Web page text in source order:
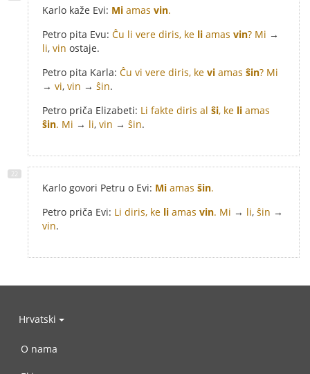
Karlo kaže Evi: Mi amas vin.
Petro pita Evu: Ĉu li vere diris, ke li amas vin? Mi →
li, vin ostaje.
Petro pita Karla: Ĉu vi vere diris, ke vi amas ŝin? Mi
→ vi, vin → ŝin.
Petro priča Elizabeti: Li fakte diris al ŝi, ke li amas
ŝin. Mi → li, vin → ŝin.
Karlo govori Petru o Evi: Mi amas ŝin.
Petro priča Evi: Li diris, ke li amas vin. Mi → li, ŝin →
vin.
Hrvatski
O nama